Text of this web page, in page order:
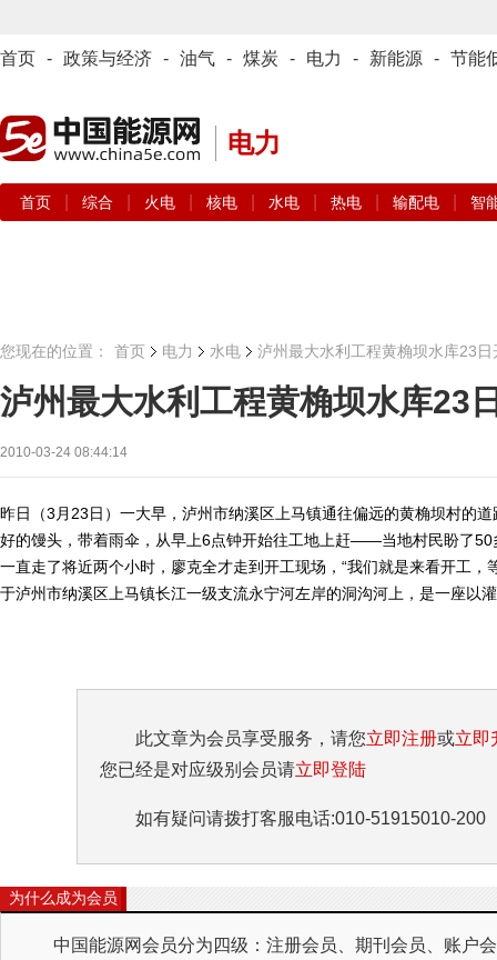
首页 - 政策与经济 - 油气 - 煤炭 - 电力 - 新能源 - 节能
电力
首页 综合 火电 核电 水电 热电 输配电 智
您现在的位置： 首页 电力 水电 泸州最大水利工程黄桷坝水库23日
泸州最大水利工程黄桷坝水库23
2010-03-24 08:44:14
昨日（3月23日）一大早，泸州市纳溪区上马镇通往偏远的黄桷坝村的
好的馒头，带着雨伞，从早上6点钟开始往工地上赶——当地村民盼了50
一直走了将近两个小时，廖克全才走到开工现场，“我们就是来看开工，
于泸州市纳溪区上马镇长江一级支流永宁河左岸的洞沟河上，是一座以
此文章为会员享受服务，请您立即注册或立即
您已经是对应级别会员请立即登陆
如有疑问请拨打客服电话:010-51915010-200
为什么成为会员
中国能源网会员分为四级：注册会员、期刊会员、账户